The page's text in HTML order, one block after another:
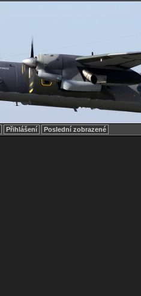
Přihlášení Poslední zobrazené